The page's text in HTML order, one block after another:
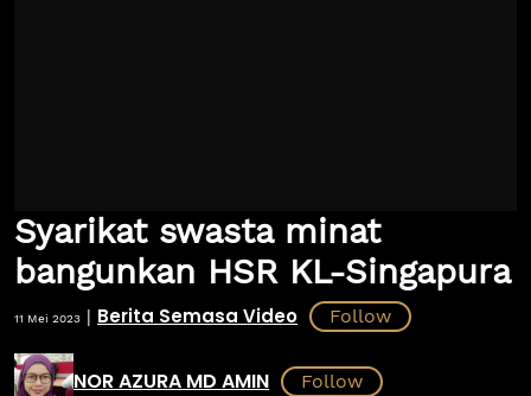
Syarikat swasta minat
bangunkan HSR KL-Singapura
11 Mei 2023 | Berita Semasa Video
NOR AZURA MD AMIN